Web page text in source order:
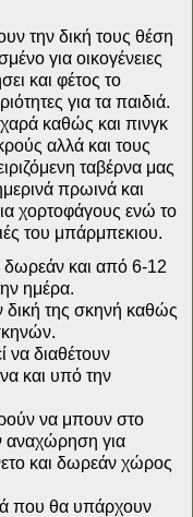
την δική τους θέση
για οικογένειες
και φέτος το
για τα παιδιά.
καθώς και πινγκ
αλλά και τους
ταβέρνα μας
πρωινά και
χορτοφάγους ενώ το
του μπάρμπεκιου.
δωρεάν και από 6-12
ημέρα.
δική της σκηνή καθώς
να διαθέτουν
και υπό την
να μπουν στο
αναχώρηση για
και δωρεάν χώρος
που θα υπάρχουν